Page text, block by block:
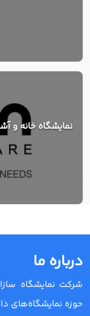
نمایشگاه خانه و
درباره ما
حوزه نمایشگاه‌های